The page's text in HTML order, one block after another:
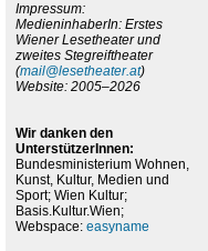
Impressum:
MedieninhaberIn: Erstes
Wiener Lesetheater und
zweites Stegreiftheater
(mail@lesetheater.at)
Website: 2005–2026
Wir danken den
UnterstützerInnen:
Bundesministerium Wohnen,
Kunst, Kultur, Medien und
Sport; Wien Kultur;
Basis.Kultur.Wien;
Webspace: easyname